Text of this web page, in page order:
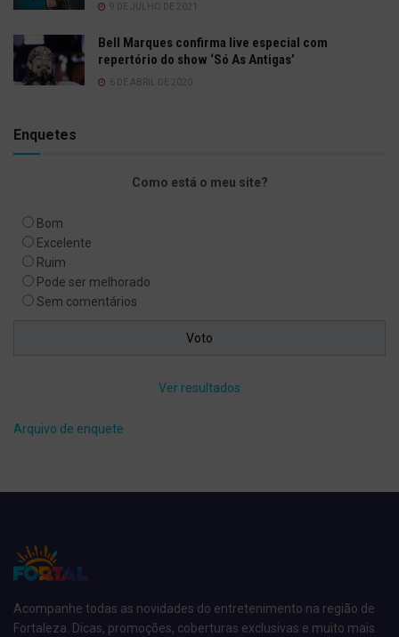
9 DE JULHO DE 2021
Bell Marques confirma live especial com
repertório do show ‘Só As Antigas’
6 DE ABRIL DE 2020
Enquetes
Como está o meu site?
Bom
Excelente
Ruim
Pode ser melhorado
Sem comentários
Ver resultados
Arquivo de enquete
Acompanhe todas as novidades do entretenimento na região de
Fortaleza. Dicas, promoções, coberturas exclusivas e muito mais.